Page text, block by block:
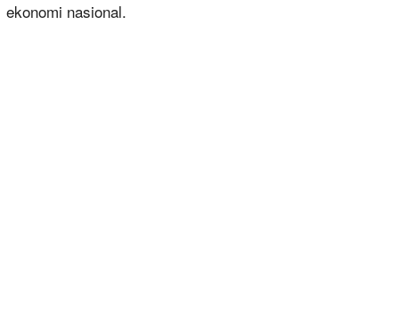
ekonomi nasional.